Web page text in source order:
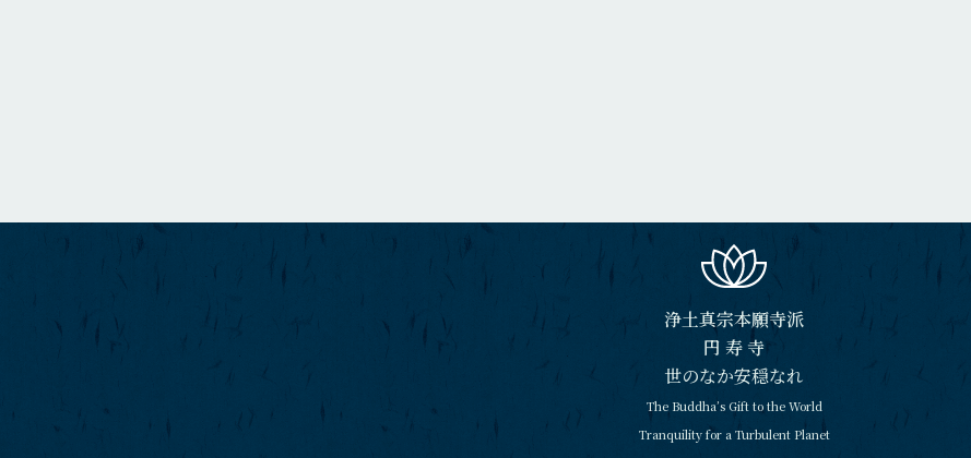
浄土真宗本願寺派
円 寿 寺
世のなか安穏なれ
The Buddha’s Gift to the World
Tranquility for a Turbulent Planet